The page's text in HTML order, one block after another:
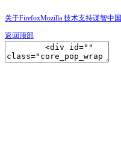
关于FirefoxMozilla 技术支持谋智中国
返回顶部